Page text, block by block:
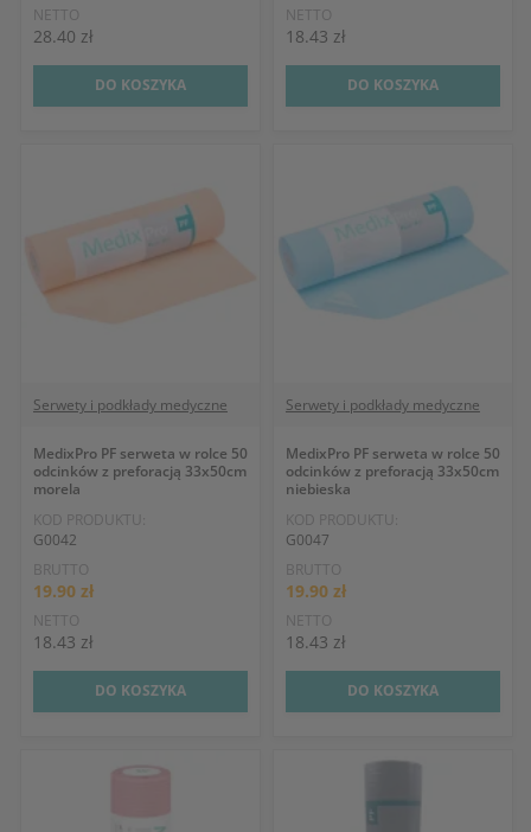
NETTO
28.40 zł
DO KOSZYKA
NETTO
18.43 zł
DO KOSZYKA
Serwety i podkłady medyczne
MedixPro PF serweta w rolce 50
odcinków z preforacją 33x50cm
morela
KOD PRODUKTU:
G0042
BRUTTO
19.90 zł
NETTO
18.43 zł
DO KOSZYKA
Serwety i podkłady medyczne
MedixPro PF serweta w rolce 50
odcinków z preforacją 33x50cm
niebieska
KOD PRODUKTU:
G0047
BRUTTO
19.90 zł
NETTO
18.43 zł
DO KOSZYKA